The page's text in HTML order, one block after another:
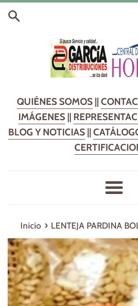
directamente
QUIÉNES SOMOS||
IMÁGENES||
BLOG Y NOTICIAS ||
Más
Inicio › LENTEJA PARDINA